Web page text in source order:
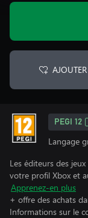
PEGI 12
Langage
Les éditeurs des
votre profil Xbox et
Apprenez-en plus
+ offre des achats
Informations sur le